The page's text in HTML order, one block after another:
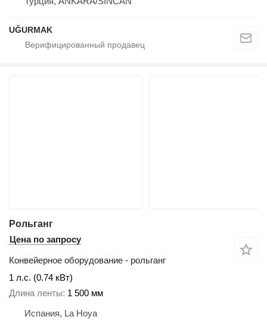
UĞURMAK
Рольганг
Цена по запросу
Конвейерное оборудование - рольганг
1 л.с. (0.74 кВт)
Длина ленты 1 500 мм
Испания, La Hoya